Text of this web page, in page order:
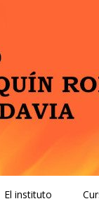
El instituto